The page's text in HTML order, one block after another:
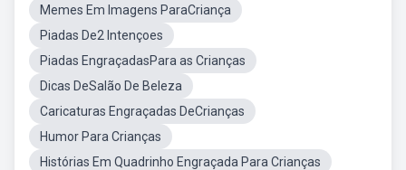
Memes Em Imagens ParaCriança
Piadas De2 Intençoes
Piadas EngraçadasPara as Crianças
Dicas DeSalão De Beleza
Caricaturas Engraçadas DeCrianças
Humor Para Crianças
Histórias Em Quadrinho Engraçada Para Crianças